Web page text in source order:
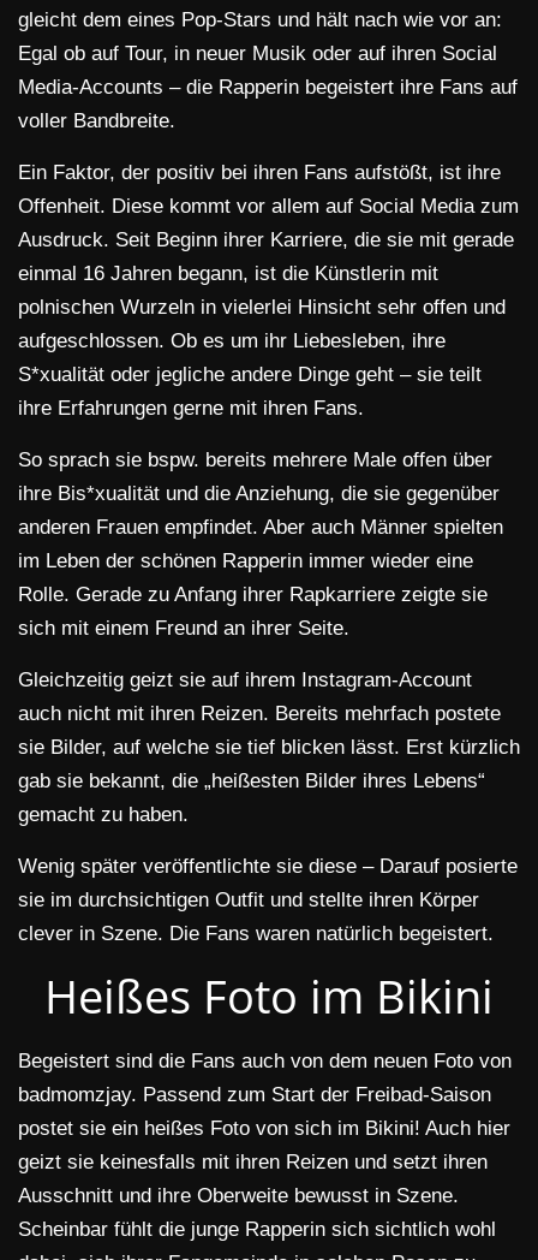
gleicht dem eines Pop-Stars und hält nach wie vor an:
Egal ob auf Tour, in neuer Musik oder auf ihren Social
Media-Accounts – die Rapperin begeistert ihre Fans auf
voller Bandbreite.
Ein Faktor, der positiv bei ihren Fans aufstößt, ist ihre
Offenheit. Diese kommt vor allem auf Social Media zum
Ausdruck. Seit Beginn ihrer Karriere, die sie mit gerade
einmal 16 Jahren begann, ist die Künstlerin mit
polnischen Wurzeln in vielerlei Hinsicht sehr offen und
aufgeschlossen. Ob es um ihr Liebesleben, ihre
S*xualität oder jegliche andere Dinge geht – sie teilt
ihre Erfahrungen gerne mit ihren Fans.
So sprach sie bspw. bereits mehrere Male offen über
ihre Bis*xualität und die Anziehung, die sie gegenüber
anderen Frauen empfindet. Aber auch Männer spielten
im Leben der schönen Rapperin immer wieder eine
Rolle. Gerade zu Anfang ihrer Rapkarriere zeigte sie
sich mit einem Freund an ihrer Seite.
Gleichzeitig geizt sie auf ihrem Instagram-Account
auch nicht mit ihren Reizen. Bereits mehrfach postete
sie Bilder, auf welche sie tief blicken lässt. Erst kürzlich
gab sie bekannt, die „heißesten Bilder ihres Lebens“
gemacht zu haben.
Wenig später veröffentlichte sie diese – Darauf posierte
sie im durchsichtigen Outfit und stellte ihren Körper
clever in Szene. Die Fans waren natürlich begeistert.
Heißes Foto im Bikini
Begeistert sind die Fans auch von dem neuen Foto von
badmomzjay. Passend zum Start der Freibad-Saison
postet sie ein heißes Foto von sich im Bikini! Auch hier
geizt sie keinesfalls mit ihren Reizen und setzt ihren
Ausschnitt und ihre Oberweite bewusst in Szene.
Scheinbar fühlt die junge Rapperin sich sichtlich wohl